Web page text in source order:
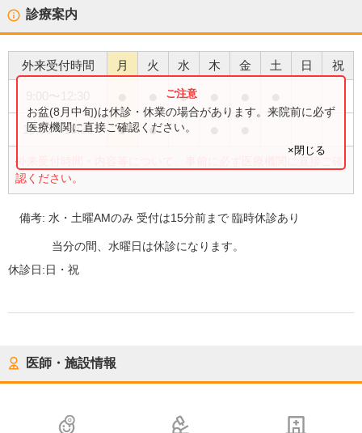
診療案内
外来受付時間 月 火 水 木 金 土 日 祝
●
15:30〜18:30 ● ●
外来受付時間・内容等について、事前に必ず医療機関に直接ご確
認ください。
お盆(8月中旬)は休診・休業の場合があります。来院前に必ず
医療機関に直接ご確認ください。
×閉じる
備考:水・土曜AMのみ 受付は15分前まで 臨時休診あり
当分の間、水曜日は休診になります。
休診日:日・祝
医師・施設情報